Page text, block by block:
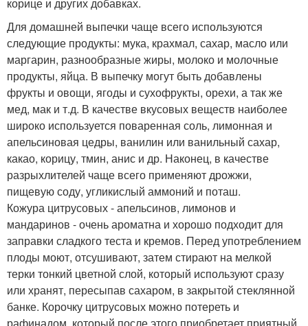
корице и других добавках.
Для домашней выпечки чаще всего используются
следующие продукты: мука, крахмал, сахар, масло или
маргарин, разнообразные жиры, молоко и молочные
продукты, яйца. В выпечку могут быть добавлены
фрукты и овощи, ягоды и сухофрукты, орехи, а так же
мед, мак и т.д. В качестве вкусовых веществ наиболее
широко используется поваренная соль, лимонная и
апельсиновая цедры, ванилин или ванильный сахар,
какао, корицу, тмин, анис и др. Наконец, в качестве
разрыхлителей чаще всего применяют дрожжи,
пищевую соду, угликислый аммоний и поташ.
Кожура цитрусовых - апельсинов, лимонов и
мандаринов - очень ароматна и хорошо подходит для
заправки сладкого теста и кремов. Перед употреблением
плоды моют, отсушивают, затем стирают на мелкой
терки тонкий цветной слой, который используют сразу
или хранят, пересыпав сахаром, в закрытой стеклянной
банке. Корочку цитрусовых можно потереть и